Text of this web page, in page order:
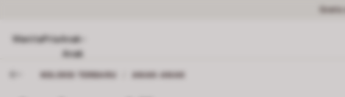
WanitaPriaAnak-
Anak
KOLEKSI TERBARU ANAK-ANAK